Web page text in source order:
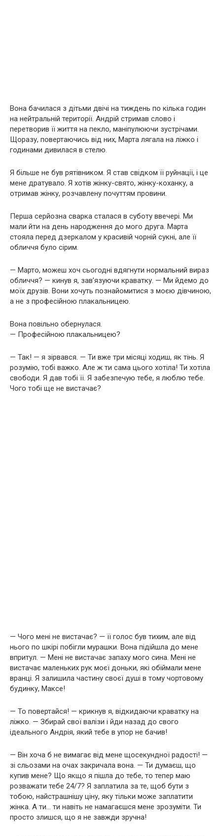
Вона бачилася з дітьми двічі на тиждень по кілька годин
на нейтральній території. Андрій стримав слово і
перетворив її життя на пекло, маніпулюючи зустрічами.
Щоразу, повертаючись від них, Марта лягала на ліжко і
годинами дивилася в стелю.
Я більше не був рятівником. Я став свідком її руйнації, і це
мене дратувало. Я хотів жінку-свято, жінку-коханку, а
отримав жінку, розчавлену почуттям провини.
Перша серйозна сварка сталася в суботу ввечері. Ми
мали йти на день народження до мого друга. Марта
стояла перед дзеркалом у красивій чорній сукні, але її
обличчя було сірим.
— Марто, можеш хоч сьогодні вдягнути нормальний вираз
обличчя? — кинув я, зав’язуючи краватку. — Ми йдемо до
моїх друзів. Вони хочуть познайомитися з моєю дівчиною,
а не з професійною плакальницею.
Вона повільно обернулася.
— Професійною плакальницею?
— Так! — я зірвався. — Ти вже три місяці ходиш, як тінь. Я
розумію, тобі важко. Але ж ти сама цього хотіла! Ти хотіла
свободи. Я дав тобі її. Я забезпечую тебе, я люблю тебе.
Чого тобі ще не вистачає?
— Чого мені не вистачає? — її голос був тихим, але від
нього по шкірі побігли мурашки. Вона підійшла до мене
впритул. — Мені не вистачає запаху мого сина. Мені не
вистачає маленьких рук моєї доньки, які обіймали мене
вранці. Я залишила частину своєї душі в тому чортовому
будинку, Максе!
— То повертайся! — крикнув я, відкидаючи краватку на
ліжко. — Збирай свої валізи і йди назад до свого
ідеального Андрія, який тебе в упор не бачив!
— Він хоча б не вимагає від мене щосекундної радості! —
зі сльозами на очах закричала вона. — Ти думаєш, що
купив мене? Що якщо я пішла до тебе, то тепер маю
розважати тебе 24/7? Я заплатила за те, щоб бути з
тобою, найстрашнішу ціну, яку тільки може заплатити
жінка. А ти… ти навіть не намагаєшся мене зрозуміти. Ти
просто злишся, що я не завжди зручна!